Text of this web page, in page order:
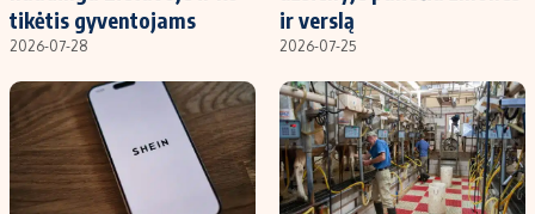
tikėtis gyventojams
2026-07-28
ir verslą
2026-07-25